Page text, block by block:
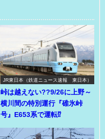
JR東日本（鉄道ニュース速報 東日本）
峠は越えない??9/26に上野～
横川間の特別運行『碓氷峠
号』E653系で運転⁉